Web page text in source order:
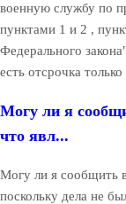
военную службу по
пунктами 1 и 2 ,
Федерального
есть отсрочка
Могу ли я
что явл...
Могу ли я сообщить
поскольку дела не